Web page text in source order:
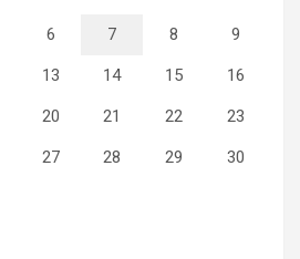
6 7 8 9
13 14 15 16
20 21 22 23
27 28 29 30